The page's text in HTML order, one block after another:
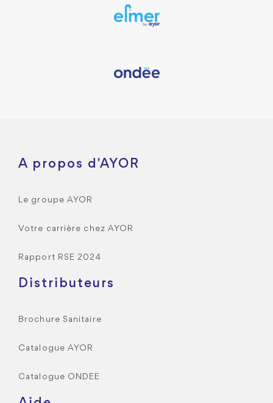
A propos d'AYOR
Le groupe AYOR
Votre carrière chez AYOR
Rapport RSE 2024
Distributeurs
Brochure Sanitaire
Catalogue AYOR
Catalogue ONDEE